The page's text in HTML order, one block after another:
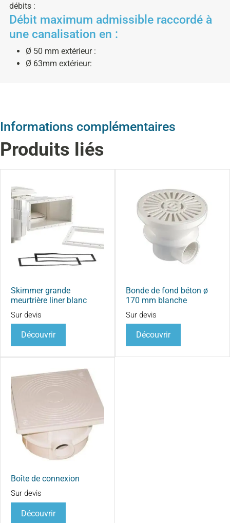
débits :
Débit maximum admissible raccordé à
une canalisation en :
Ø 50 mm extérieur :
Ø 63mm extérieur:
Informations complémentaires
Produits liés
Skimmer grande
meurtrière liner blanc
Sur devis
Découvrir
Bonde de fond béton ø
170 mm blanche
Sur devis
Découvrir
Boîte de connexion
Sur devis
Découvrir